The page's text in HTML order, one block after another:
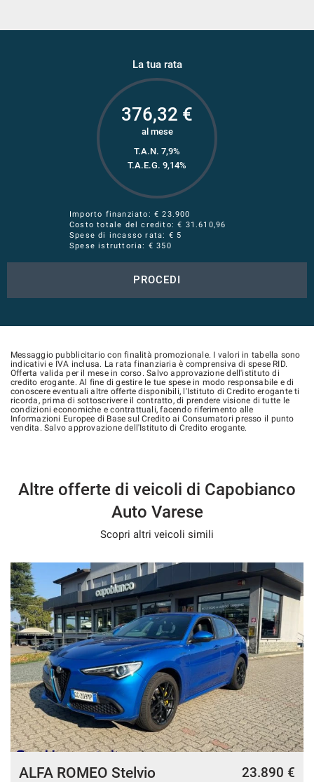
La tua rata
376,32 €
al mese
T.A.N. 7,9%
T.A.E.G. 9,14%
Importo finanziato: €23.900
Costo totale del credito: € 31.610,96
Spese di incasso rata: € 5
Spese istruttoria: € 350
PROCEDI
Messaggio pubblicitario con finalità promozionale. I valori in tabella sono
indicativi e IVA inclusa. La rata finanziaria è comprensiva di spese RID.
Offerta valida per il mese in corso. Salvo approvazione dell'istituto di
credito erogante. Al fine di gestire le tue spese in modo responsabile e di
conoscere eventuali altre offerte disponibili, l'Istituto di Credito erogante ti
ricorda, prima di sottoscrivere il contratto, di prendere visione di tutte le
condizioni economiche e contrattuali, facendo riferimento alle
Informazioni Europee di Base sul Credito ai Consumatori presso il punto
vendita. Salvo approvazione dell'Istituto di Credito erogante.
Altre offerte di veicoli di Capobianco
Auto Varese
Scopri altri veicoli simili
ALFA ROMEO Stelvio 23.890 €